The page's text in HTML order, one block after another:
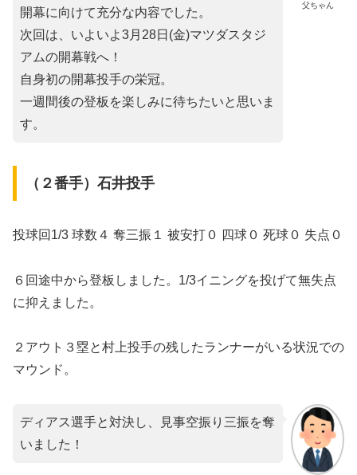
父ちゃん
開幕に向けて充分な内容でした。
次回は、いよいよ3月28日(金)マツダスタジ
アムの開幕戦へ！
自身初の開幕投手の栄冠。
一週間後の登板を楽しみに待ちたいと思いま
す。
（２番手）石井投手
投球回1/3 球数４ 奪三振１ 被安打０ 四球０ 死球０ 失点０
６回途中から登板しました。1/3イニングを投げて無失点
に抑えました。
２アウト３塁と村上投手の残したランナーがいる状況での
マウンド。
ディアス選手と対決し、見事空振り三振を奪
いました！